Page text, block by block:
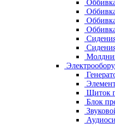
Щиток
Блок